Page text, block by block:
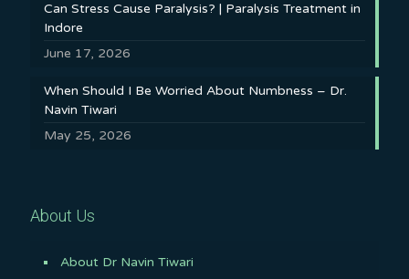
Can Stress Cause Paralysis? | Paralysis Treatment in
Indore
June 17, 2026
When Should I Be Worried About Numbness – Dr.
Navin Tiwari
May 25, 2026
About Us
About Dr Navin Tiwari